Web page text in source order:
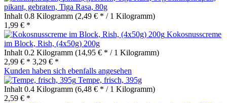
pikant, gebraten, Tiga Rasa, 80g
Inhalt 0.8 Kilogramm (2,49 € * / 1 Kilogramm)
1,99 € *
Kokosnusscreme
im Block, Rish, (4x50g) 200g
Inhalt 0.2 Kilogramm (14,95 € * / 1 Kilogramm)
2,99 € * 3,29 € *
Kunden haben sich ebenfalls angesehen
Tempe, frisch, 395g
Inhalt 0.4 Kilogramm (6,48 € * / 1 Kilogramm)
2,59 € *